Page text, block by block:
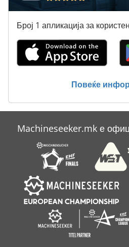
Број 1 апликација за
Повеќе
Machineseeker.mk е